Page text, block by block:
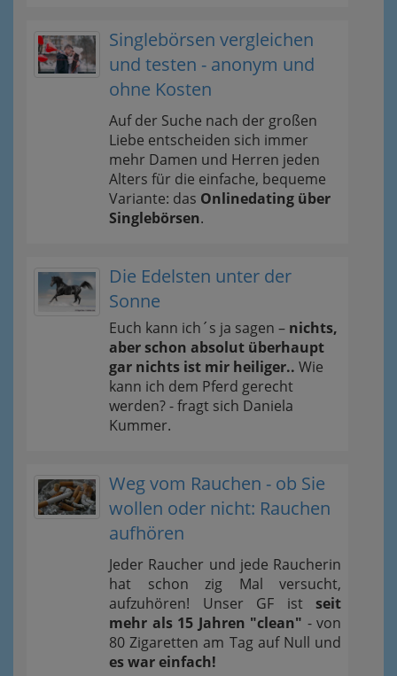
Singlebörsen vergleichen
und testen - anonym und
ohne Kosten
Auf der Suche nach der großen
Liebe entscheiden sich immer
mehr Damen und Herren jeden
Alters für die einfache, bequeme
Variante: das Onlinedating über
Singlebörsen.
Die Edelsten unter der
Sonne
Euch kann ich´s ja sagen – nichts,
aber schon absolut überhaupt
gar nichts ist mir heiliger.. Wie
kann ich dem Pferd gerecht
werden? - fragt sich Daniela
Kummer.
Weg vom Rauchen - ob Sie
wollen oder nicht: Rauchen
aufhören
Jeder Raucher und jede Raucherin
hat schon zig Mal versucht,
aufzuhören! Unser GF ist seit
mehr als 15 Jahren "clean" - von
80 Zigaretten am Tag auf Null und
es war einfach!